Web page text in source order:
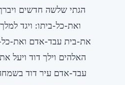
הגתי שלשה חדשים
ואת-כל-ביתו: ויגד
את-בית עבד-אדם ואת-
האלהים וילך דוד ויעל
עבד-אדם עיר דוד